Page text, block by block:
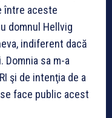
între aceste
domnul Hellvig
indiferent dacă
Domnia sa m-a
şi de intenţia de a
face public acest